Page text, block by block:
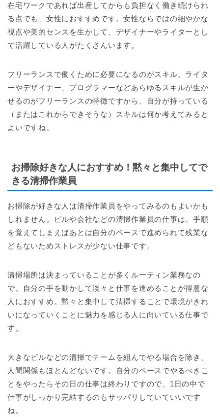
在宅ワークであれば出産してからも負担なく働き続けられ
る点でも、女性におすすめです。女性ならではの細やかな
視点や美的センスを生かして、デザイナーやライターとし
て活躍している人がたくさんいます。
フリーランスで働くために必要になるのがスキル。ライタ
ーやデザイナー、プログラマーなどあらゆるスキルが生か
せるのがフリーランスの特徴ですから、自分が持っている
（またはこれからできそうな）スキルは何か考えてみると
よいですね。
お掃除好きな人におすすめ！黙々と集中してで
きる清掃作業員
お掃除が好きな人は清掃作業員をやってみるのもよいかも
しれません。ビルや会社などの清掃作業員の仕事は、手順
を覚えてしまえばあとは自分のペースで進められて残業な
どもないためストレスが少ない仕事です。
清掃場所は決まっていることが多くルーティン業務なの
で、自分の手を動かして淡々と仕事を進めることが得意な
人におすすめ。黙々と集中して清掃することで環境がきれ
いになっていくことに魅力を感じる人に向いている仕事で
す。
大きなビルなどの清掃でチームを組んでやる場合を除き、
人間関係もほとんどないです。自分のペースでやるべきこ
とをやったらその日の仕事は終わりですので、1日の中で
仕事がしっかり完結するのもサッパリしていていいです
ね。